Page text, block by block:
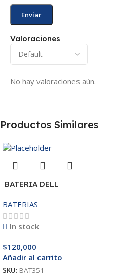
Valoraciones
No hay valoraciones aún.
Productos Similares
BATERIA DELL
3521/5421/3425 14.8V
BATERIAS
In stock
$120,000
Añadir al carrito
SKU: BAT351